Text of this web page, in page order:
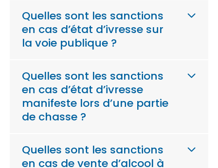
Quelles sont les sanctions
en cas d’état d’ivresse sur
la voie publique ?
Quelles sont les sanctions
en cas d’état d’ivresse
manifeste lors d’une partie
de chasse ?
Quelles sont les sanctions
en cas de vente d’alcool à